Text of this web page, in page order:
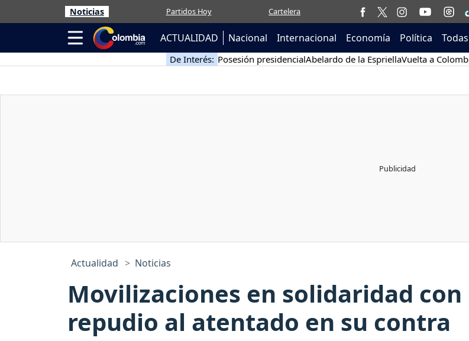
Noticias Partidos Hoy Cartelera
ACTUALIDAD Nacional Internacional Economía Política
De Interés: Posesión presidencialAbelardo de la EspriellaVuelta a
Actualidad Noticias
Movilizaciones en solidaridad
repudio al atentado en su contra